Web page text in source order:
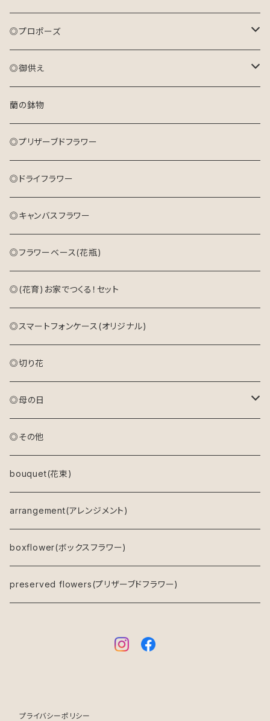
おまかせ花束(L)
花束(生花)
プリザーブドフラワーアレンジメント
ドライフラワーリース
キャンバスフラワー
アレンジメント(生花)
花束(生花)
プリザーブドフラワーアレンジメント
ドライフラワーリース
キャンバスフラワー
◎プロポーズ
花束
アレンジメント
プリザーブドフラワーアレンジメント
◎御供え
アレンジメント(生花)
花束(生花)
蘭の鉢物
◎プリザーブドフラワー
◎ドライフラワー
◎キャンバスフラワー
◎フラワーベース(花瓶)
◎(花育)お家でつくる！セット
◎スマートフォンケース(オリジナル)
◎切り花
◎母の日
アレンジメント(生花)
アレンジメント(プリザーブドフラワー)
ドライフラワーリース
キャンバスフラワー
鉢物
◎その他
bouquet(花束)
arrangement(アレンジメント)
boxflower(ボックスフラワー)
preserved flowers(プリザーブドフラワー)
プライバシーポリシー